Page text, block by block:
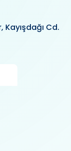
Cd.